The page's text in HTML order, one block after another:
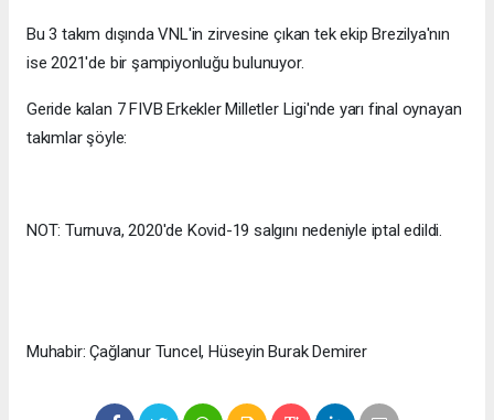
Bu 3 takım dışında VNL'in zirvesine çıkan tek ekip Brezilya'nın
ise 2021'de bir şampiyonluğu bulunuyor.
Geride kalan 7 FIVB Erkekler Milletler Ligi'nde yarı final oynayan
takımlar şöyle:
NOT: Turnuva, 2020'de Kovid-19 salgını nedeniyle iptal edildi.
Muhabir: Çağlanur Tuncel, Hüseyin Burak Demirer